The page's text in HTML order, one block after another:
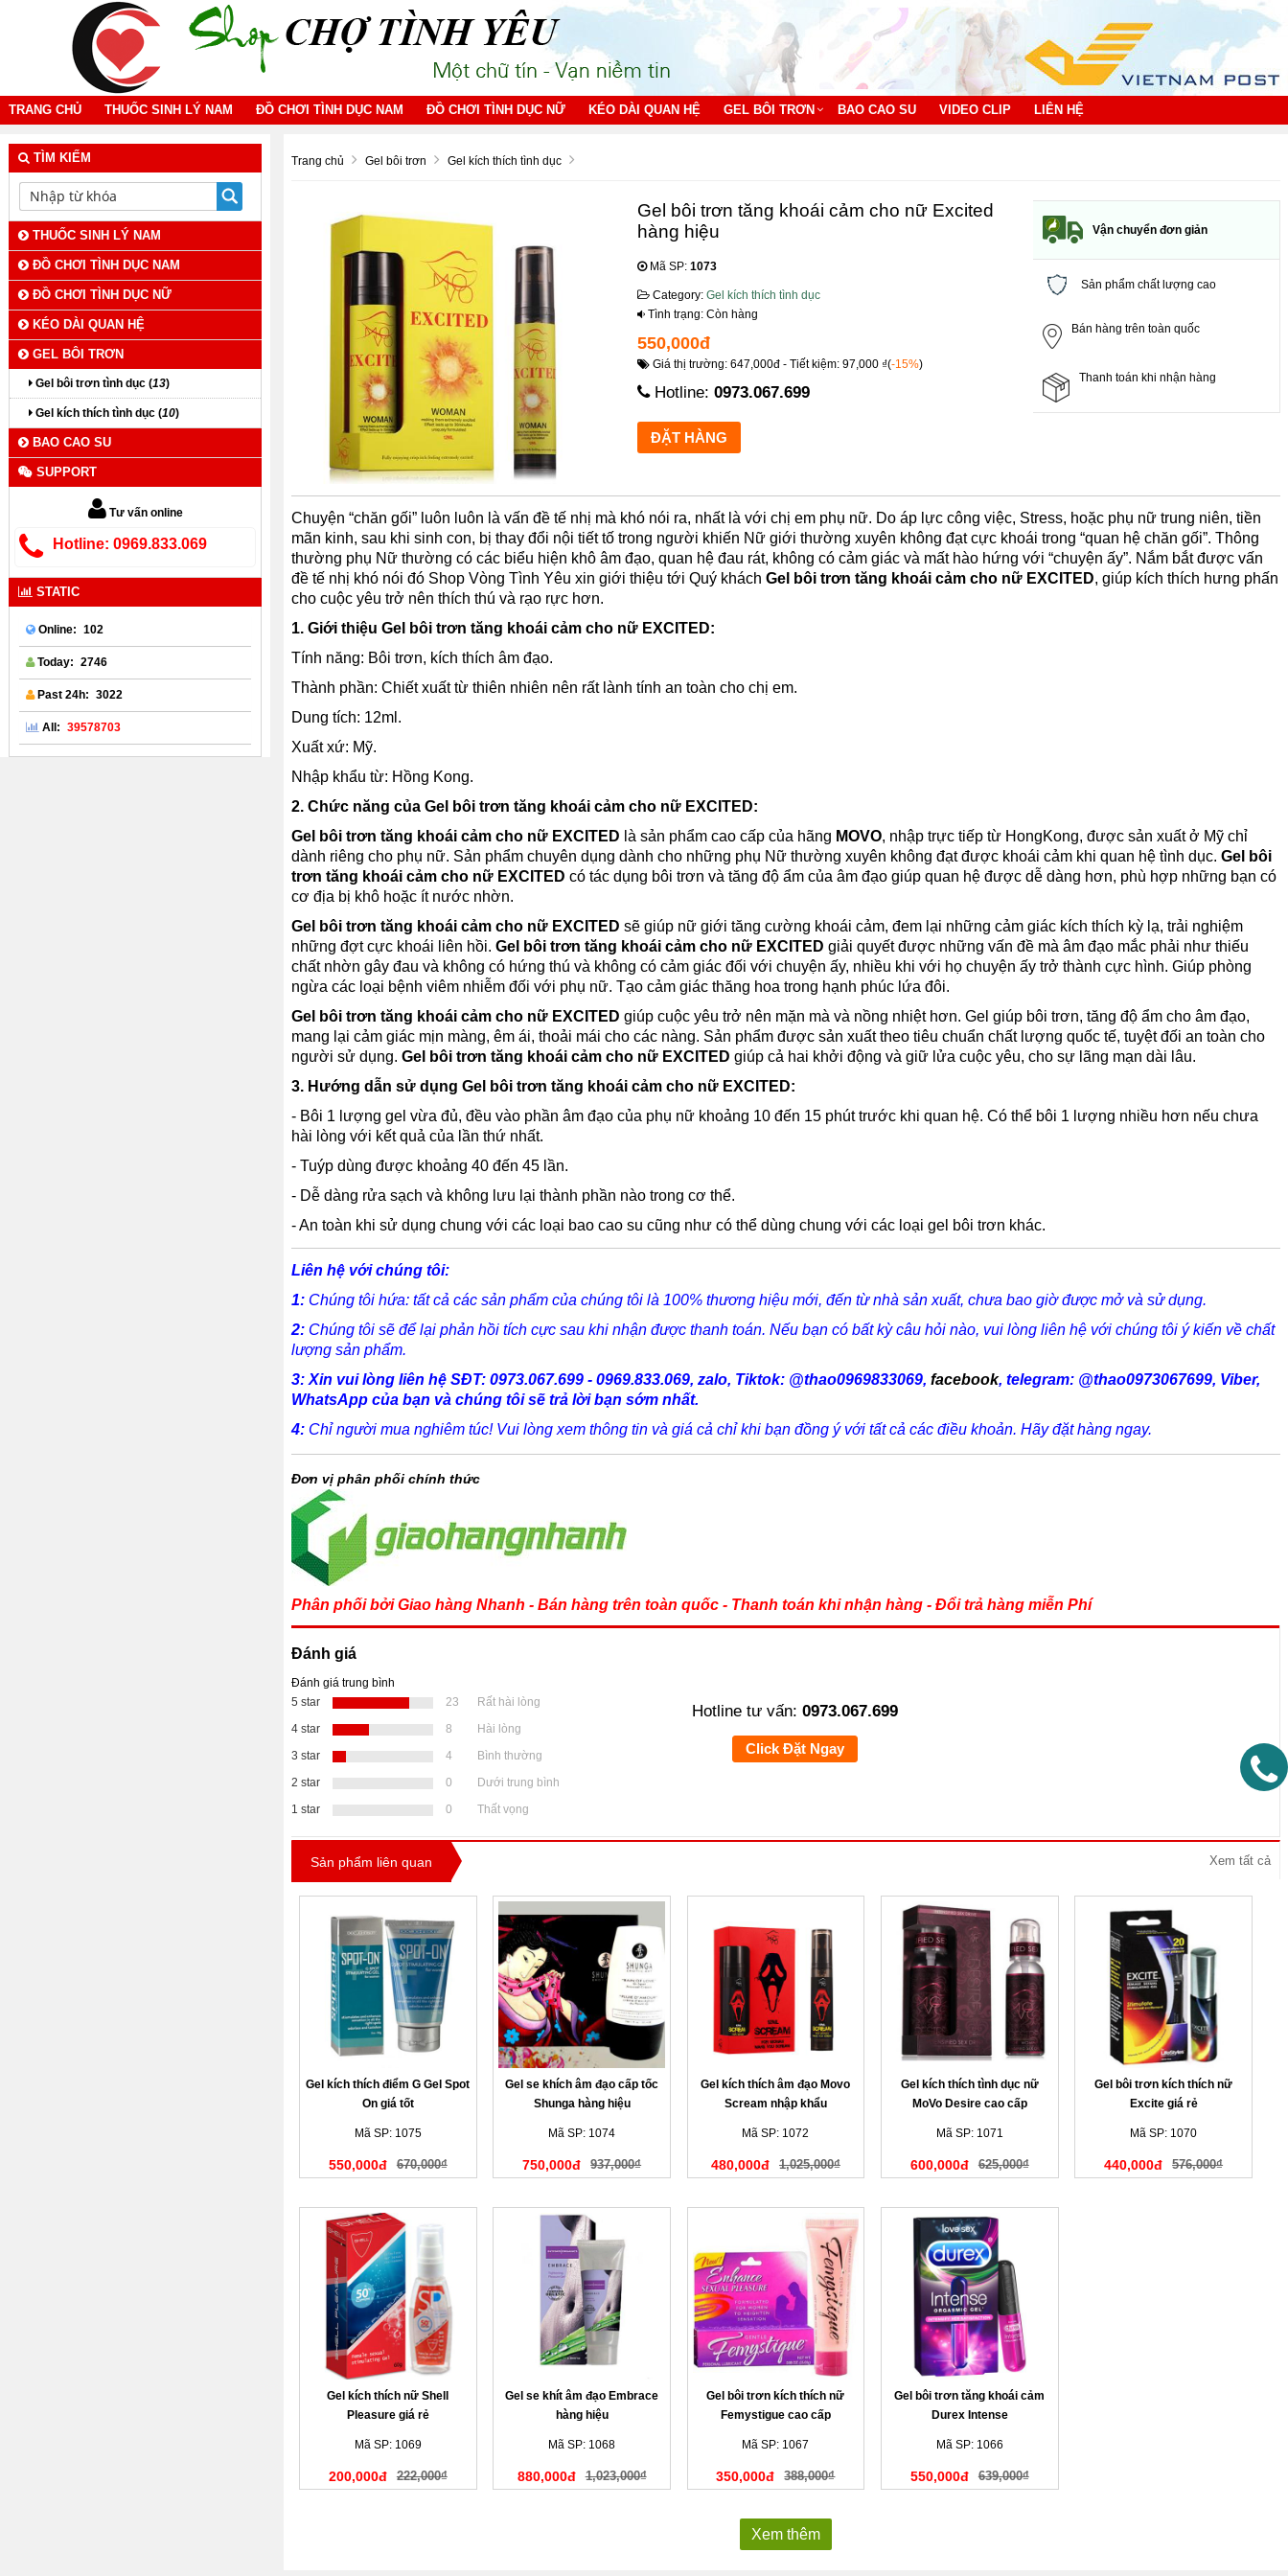
TRANG CHỦ THUỐC SINH LÝ NAM ĐỒ CHƠI TÌNH DỤC NAM ĐỒ CHƠI TÌNH DỤC NỮ KÉO DÀI QUAN HỆ GEL BÔI TRƠN BAO CAO SU VIDEO CLIP LIÊN HỆ
Trang chủ Gel bôi trơn Gel kích thích tình dục
Gel bôi trơn tăng khoái cảm cho nữ Excited
hàng hiệu
Mã SP: 1073
Category: Gel kích thích tình dục
Tình trạng: Còn hàng
550,000đ
Giá thị trường: 647,000đ - Tiết kiệm: 97,000 ₫(-15%)
Hotline: 0973.067.699
Vận chuyển đơn giản
Sản phẩm chất lượng cao
Bán hàng trên toàn quốc
Thanh toán khi nhận hàng
Chuyện “chăn gối” luôn luôn là vấn đề tế nhị mà khó nói ra, nhất là với chị em phụ nữ. Do áp lực công việc, Stress, hoặc phụ nữ trung niên, tiền
mãn kinh, sau khi sinh con, bị thay đổi nội tiết tố trong người khiến Nữ giới thường xuyên không đạt cực khoái trong “quan hệ chăn gối”. Thông
thường phụ Nữ thường có các biểu hiện khô âm đạo, quan hệ đau rát, không có cảm giác và mất hào hứng với “chuyện ấy”. Nắm bắt được vấn
đề tế nhị khó nói đó Shop Vòng Tình Yêu xin giới thiệu tới Quý khách Gel bôi trơn tăng khoái cảm cho nữ EXCITED, giúp kích thích hưng phấn
cho cuộc yêu trở nên thích thú và rạo rực hơn.
1. Giới thiệu Gel bôi trơn tăng khoái cảm cho nữ EXCITED:
Tính năng: Bôi trơn, kích thích âm đạo.
Thành phần: Chiết xuất từ thiên nhiên nên rất lành tính an toàn cho chị em.
Dung tích: 12ml.
Xuất xứ: Mỹ.
Nhập khẩu từ: Hồng Kong.
2. Chức năng của Gel bôi trơn tăng khoái cảm cho nữ EXCITED:
Gel bôi trơn tăng khoái cảm cho nữ EXCITED là sản phẩm cao cấp của hãng MOVO, nhập trực tiếp từ HongKong, được sản xuất ở Mỹ chỉ
dành riêng cho phụ nữ. Sản phẩm chuyên dụng dành cho những phụ Nữ thường xuyên không đạt được khoái cảm khi quan hệ tình dục. Gel bôi
trơn tăng khoái cảm cho nữ EXCITED có tác dụng bôi trơn và tăng độ ẩm của âm đạo giúp quan hệ được dễ dàng hơn, phù hợp những bạn có
cơ địa bị khô hoặc ít nước nhờn.
Gel bôi trơn tăng khoái cảm cho nữ EXCITED sẽ giúp nữ giới tăng cường khoái cảm, đem lại những cảm giác kích thích kỳ lạ, trải nghiệm
những đợt cực khoái liên hồi. Gel bôi trơn tăng khoái cảm cho nữ EXCITED giải quyết được những vấn đề mà âm đạo mắc phải như thiếu
chất nhờn gây đau và không có hứng thú và không có cảm giác đối với chuyện ấy, nhiều khi với họ chuyện ấy trở thành cực hình. Giúp phòng
ngừa các loại bệnh viêm nhiễm đối với phụ nữ. Tạo cảm giác thăng hoa trong hạnh phúc lứa đôi.
Gel bôi trơn tăng khoái cảm cho nữ EXCITED giúp cuộc yêu trở nên mặn mà và nồng nhiệt hơn. Gel giúp bôi trơn, tăng độ ẩm cho âm đạo,
mang lại cảm giác mịn màng, êm ái, thoải mái cho các nàng. Sản phẩm được sản xuất theo tiêu chuẩn chất lượng quốc tế, tuyệt đối an toàn cho
người sử dụng. Gel bôi trơn tăng khoái cảm cho nữ EXCITED giúp cả hai khởi động và giữ lửa cuộc yêu, cho sự lãng mạn dài lâu.
3. Hướng dẫn sử dụng Gel bôi trơn tăng khoái cảm cho nữ EXCITED:
- Bôi 1 lượng gel vừa đủ, đều vào phần âm đạo của phụ nữ khoảng 10 đến 15 phút trước khi quan hệ. Có thể bôi 1 lượng nhiều hơn nếu chưa
hài lòng với kết quả của lần thứ nhất.
- Tuýp dùng được khoảng 40 đến 45 lần.
- Dễ dàng rửa sạch và không lưu lại thành phần nào trong cơ thể.
- An toàn khi sử dụng chung với các loại bao cao su cũng như có thể dùng chung với các loại gel bôi trơn khác.
Liên hệ với chúng tôi:
1:Chúng tôi hứa: tất cả các sản phẩm của chúng tôi là 100% thương hiệu mới, đến từ nhà sản xuất, chưa bao giờ được mở và sử dụng.
2:Chúng tôi sẽ để lại phản hồi tích cực sau khi nhận được thanh toán. Nếu bạn có bất kỳ câu hỏi nào, vui lòng liên hệ với chúng tôi ý kiến về chất
lượng sản phẩm.
3: Xin vui lòng liên hệ SĐT: 0973.067.699 - 0969.833.069, zalo, Tiktok: @thao0969833069, facebook, telegram: @thao0973067699, Viber,
WhatsApp của bạn và chúng tôi sẽ trả lời bạn sớm nhất.
4:Chỉ người mua nghiêm túc! Vui lòng xem thông tin và giá cả chỉ khi bạn đồng ý với tất cả các điều khoản. Hãy đặt hàng ngay.
Đơn vị phân phối chính thức
Phân phối bởi Giao hàng Nhanh - Bán hàng trên toàn quốc - Thanh toán khi nhận hàng - Đổi trả hàng miễn Phí
Đánh giá
Đánh giá trung bình
5 star
23
Rất hài lòng
4 star
8
Hài lòng
3 star
4
Bình thường
2 star
0
Dưới trung bình
1 star
0 Thất vọng
Hotline tư vấn:0973.067.699
Click Đặt Ngay
Sản phẩm liên quan Xem tất cả
Gel kích thích điểm G Gel Spot
On giá tốt
Mã SP: 1075
550,000đ 670,000₫
Gel se khích âm đạo cấp tốc
Shunga hàng hiệu
Mã SP: 1074
750,000đ 937,000₫
Gel kích thích âm đạo Movo
Scream nhập khẩu
Mã SP: 1072
480,000đ 1,025,000₫
Gel kích thích tình dục nữ
MoVo Desire cao cấp
Mã SP: 1071
600,000đ 625,000₫
Gel bôi trơn kích thích nữ
Excite giá rẻ
Mã SP: 1070
440,000đ 576,000₫
Gel kích thích nữ Shell
Pleasure giá rẻ
Mã SP: 1069
200,000đ 222,000₫
Gel se khít âm đạo Embrace
hàng hiệu
Mã SP: 1068
880,000đ 1,023,000₫
Gel bôi trơn kích thích nữ
Femystigue cao cấp
Mã SP: 1067
350,000đ 388,000₫
Gel bôi trơn tăng khoái cảm
Durex Intense
Mã SP: 1066
550,000đ 639,000₫
Xem thêm
TÌM KIẾM
THUỐC SINH LÝ NAM
ĐỒ CHƠI TÌNH DỤC NAM
ĐỒ CHƠI TÌNH DỤC NỮ
KÉO DÀI QUAN HỆ
GEL BÔI TRƠN
Gel bôi trơn tình dục (13)
Gel kích thích tình dục (10)
BAO CAO SU
SUPPORT
Tư vấn online
Hotline: 0969.833.069
STATIC
Online: 102
Today: 2746
Past 24h: 3022
All: 39578703